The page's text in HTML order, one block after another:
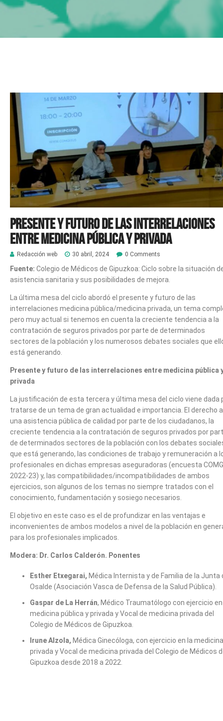
Presente y futuro de las interrelaciones
entre medicina pública y privada
Redacción web 30 abril, 2024 0 Comments
Fuente: Colegio de Médicos de Gipuzkoa: Ciclo sobre la situación
asistencia sanitaria y sus posibilidades de mejora.
La última mesa del ciclo abordó el presente y futuro de las
interrelaciones medicina pública/medicina privada, un tema
pero muy actual si tenemos en cuenta la creciente tendencia a la
contratación de seguros privados por parte de determinados
sectores de la población y los numerosos debates sociales que
está generando.
Presente y futuro de las interrelaciones entre medicina pública
privada
La justificación de esta tercera y última mesa del ciclo viene dada
tratarse de un tema de gran actualidad e importancia. El derecho a
una asistencia pública de calidad por parte de los ciudadanos, la
creciente tendencia a la contratación de seguros privados por
de determinados sectores de la población con los debates
que está generando, las condiciones de trabajo y remuneración a
profesionales en dichas empresas aseguradoras (encuesta
2022-23) y, las compatibilidades/incompatibilidades de ambos
ejercicios, son algunos de los temas no siempre tratados con el
conocimiento, fundamentación y sosiego necesarios.
El objetivo en este caso es el de profundizar en las ventajas e
inconvenientes de ambos modelos a nivel de la población en
para los profesionales implicados.
Modera: Dr. Carlos Calderón. Ponentes
Esther Etxegarai, Médica Internista y de Familia de la Junta
Osalde (Asociación Vasca de Defensa de la Salud Pública).
Gaspar de La Herrán, Médico Traumatólogo con ejercicio
medicina pública y privada y Vocal de medicina privada del
Colegio de Médicos de Gipuzkoa.
Irune Alzola, Médica Ginecóloga, con ejercicio en la medicina
privada y Vocal de medicina privada del Colegio de Médicos
Gipuzkoa desde 2018 a 2022.